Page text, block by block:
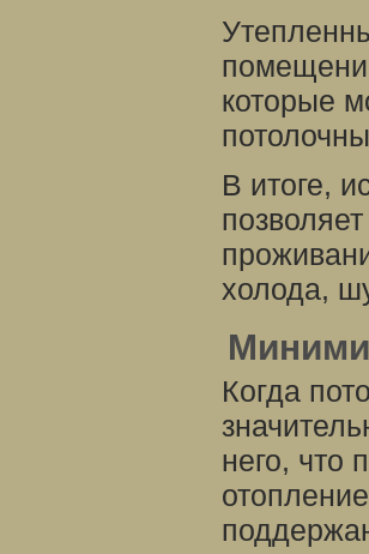
которые
В итоге,
холода,
Когда
него, что